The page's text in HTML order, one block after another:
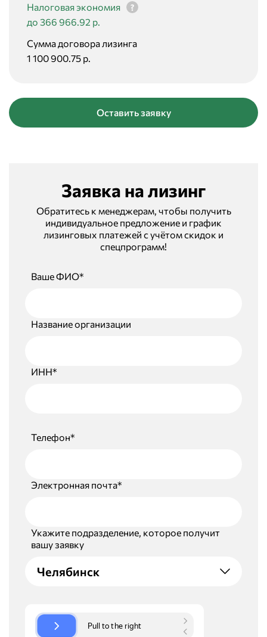
Налоговая экономия
до 366 966.92 р.
Сумма договора лизинга
1 100 900.75 р.
Оставить заявку
Заявка на лизинг
Обратитесь к менеджерам, чтобы получить
индивидуальное предложение и график
лизинговых платежей с учётом скидок и
спецпрограмм!
Ваше ФИО*
Название организации
ИНН*
Телефон*
Электронная почта*
Укажите подразделение, которое получит
вашу заявку
Челябинск